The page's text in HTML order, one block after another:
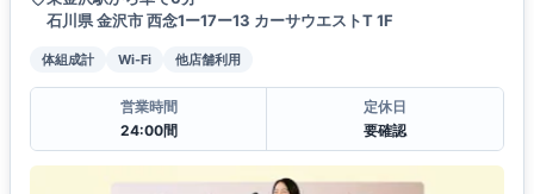
石川県 金沢市 西念1ー17ー13 カーサウエストT 1F
体組成計 Wi-Fi 他店舗利用
営業時間
24:00間
定休日
要確認